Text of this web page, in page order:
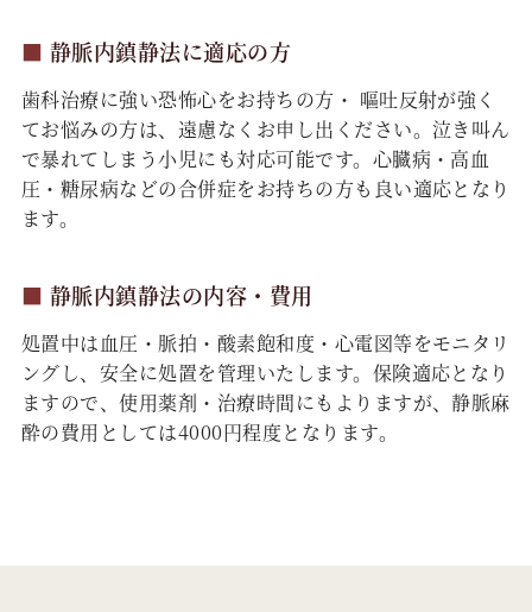
■ 静脈内鎮静法に適応の方
歯科治療に強い恐怖心をお持ちの方・ 嘔吐反射が強く
てお悩みの方は、遠慮なくお申し出ください。泣き叫ん
で暴れてしまう小児にも対応可能です。心臓病・高血
圧・糖尿病などの合併症をお持ちの方も良い適応となり
ます。
■ 静脈内鎮静法の内容・費用
処置中は血圧・脈拍・酸素飽和度・心電図等をモニタリ
ングし、安全に処置を管理いたします。保険適応となり
ますので、使用薬剤・治療時間にもよりますが、静脈麻
酔の費用としては4000円程度となります。